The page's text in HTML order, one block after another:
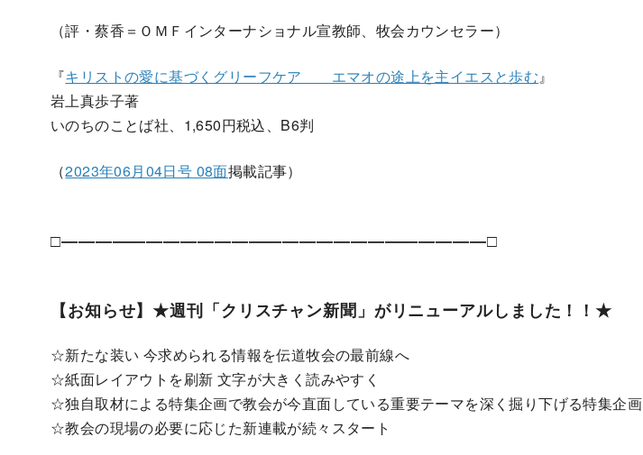
（評・蔡香＝ＯＭＦインターナショナル宣教師、牧会カウンセラー）
『キリストの愛に基づくグリーフケア エマオの途上を主イエスと歩む』
岩上真歩子著
いのちのことば社、1,650円税込、B6判
（2023年06月04日号 08面掲載記事）
□―――――――――――――――――――――――――□
【お知らせ】★週刊「クリスチャン新聞」がリニューアルしました！！★
☆新たな装い 今求められる情報を伝道牧会の最前線へ
☆紙面レイアウトを刷新 文字が大きく読みやすく
☆独自取材による特集企画で教会が今直面している重要テーマを深く掘り下げる特集企画
☆教会の現場の必要に応じた新連載が続々スタート